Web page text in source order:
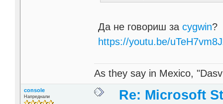
Да не говориш заcygwin?
https://youtu.be/
As they say in Mexico,
console
Напреднали Re: Microsoft